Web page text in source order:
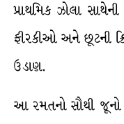
પ્રાથમિક ઝોલા
ફીરકીઓ અને છૂટની
ઉડાણ.
આ રમતનો સૌથી